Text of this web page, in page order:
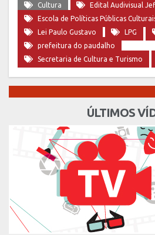
Cultura
Edital Audivisual
Escola de Políticas Públicas
Lei Paulo Gustavo
LPG
prefeitura do paudalho
Secretaria de Cultura e Turismo
ÚLTIMOS